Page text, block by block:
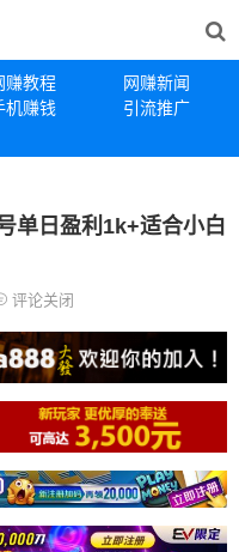
赚教程
网赚新闻
机赚钱
引流推广
单日盈利1k+适合小白
评论关闭